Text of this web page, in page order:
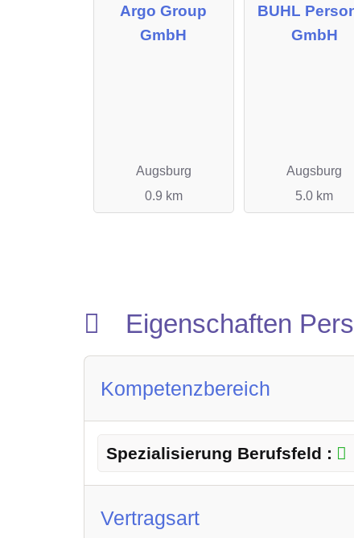
Argo Group
GmbH
Augsburg
0.9 km
BUHL
GmbH
Augsburg
5.0 km
Eigenschaften
Kompetenzbereich
Spezialisierung Berufsfeld :
Vertragsart